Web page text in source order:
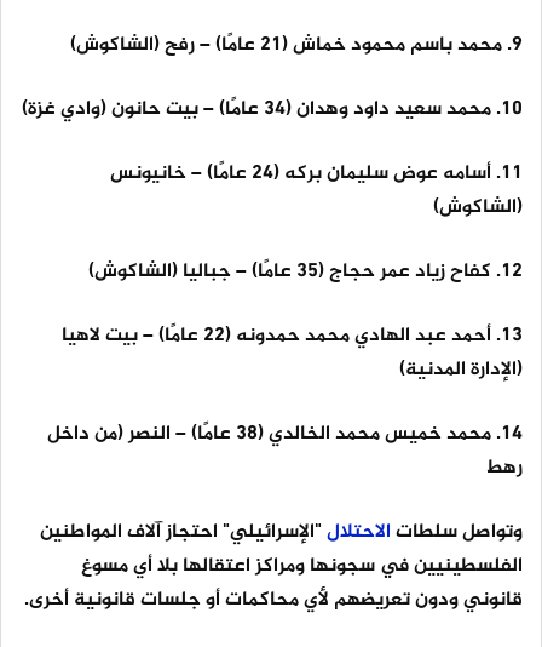
9. محمد باسم محمود خماش (21 عامًا) – رفح (الشاكوش)
10. محمد سعيد داود وهدان (34 عامًا) – بيت حانون (وادي غزة)
11. أسامه عوض سليمان بركه (24 عامًا) – خانيونس
(الشاكوش)
12. كفاح زياد عمر حجاج (35 عامًا) – جباليا (الشاكوش)
13. أحمد عبد الهادي محمد حمدونه (22 عامًا) – بيت لاهيا
(الإدارة المدنية)
14. محمد خميس محمد الخالدي (38 عامًا) – النصر (من داخل
رهط
وتواصل سلطاتالاحتلال"الإسرائيلي" احتجاز آلاف المواطنين
الفلسطينيين في سجونها ومراكز اعتقالها بلا أي مسوغ
قانوني ودون تعريضهم لأي محاكمات أو جلسات قانونية أخرى.